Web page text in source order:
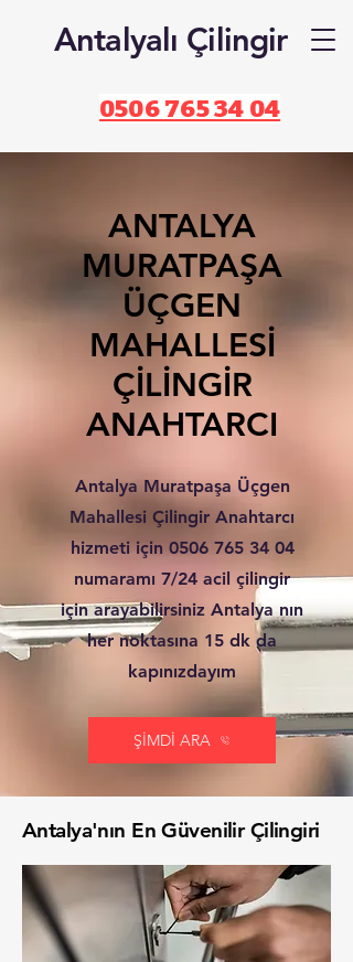
Antalyalı Çilingir
0506 765 34 04
ANTALYA
MURATPAŞA
ÜÇGEN
MAHALLESİ
ÇİLİNGİR
ANAHTARCI
Antalya Muratpaşa Üçgen
Mahallesi Çilingir Anahtarcı
hizmeti için 0506 765 34 04
numaramı 7/24 acil çilingir
için arayabilirsiniz Antalya nın
her noktasına 15 dk da
kapınızdayım
ŞİMDİ ARA
Antalya'nın En Güvenilir Çilingiri